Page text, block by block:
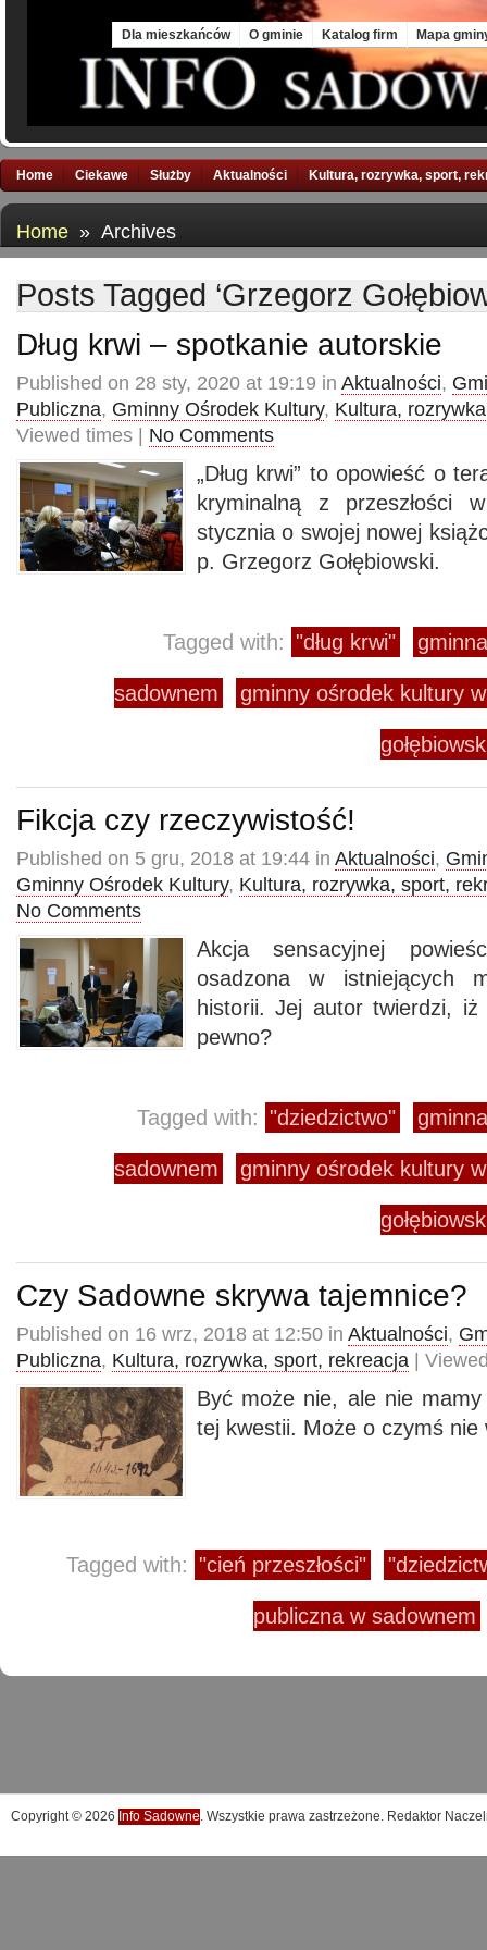
Dla mieszkańców O gminie Katalog firm Mapa
Home Ciekawe Służby Aktualności Kultura, rozrywka, sport,
Home » Archives
Posts Tagged ‘Grzegorz
Dług krwi – spotkanie autorskie
Published on 28 sty, 2020 at 19:19 in Aktualności,
Publiczna, Gminny Ośrodek Kultury, Kultura,
Viewed times | No Comments
„Dług krwi” to opowieść o
kryminalną z
stycznia o swojej nowej
p. Grzegorz Gołębiowski.
Tagged with: "dług krwi"
sadownem gminny ośrodek kultury
Fikcja czy rzeczywistość!
Published on 5 gru, 2018 at 19:44 in Aktualności,
Gminny Ośrodek Kultury, Kultura, rozrywka, sport,
No Comments
Akcja sensacyjnej
osadzona w istniejących
historii. Jej autor twierdzi,
pewno?
Tagged with: "dziedzictwo"
sadownem gminny ośrodek kultury
Czy Sadowne skrywa tajemnice?
Published on 16 wrz, 2018 at 12:50 in Aktualności,
Publiczna, Kultura, rozrywka, sport, rekreacja |
Być może nie, ale nie
tej kwestii. Może o czymś nie
Tagged with: "cień przeszłości"
publiczna w sadownem
Copyright © 2026 Info Sadowne. Wszystkie prawa zastrzeżone. Redaktor